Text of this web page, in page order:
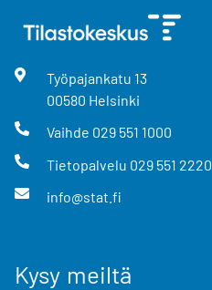
Työpajankatu 13
00580 Helsinki
Vaihde 029 551 1000
Tietopalvelu 029 551 2220
info@stat.fi
Kysy meiltä